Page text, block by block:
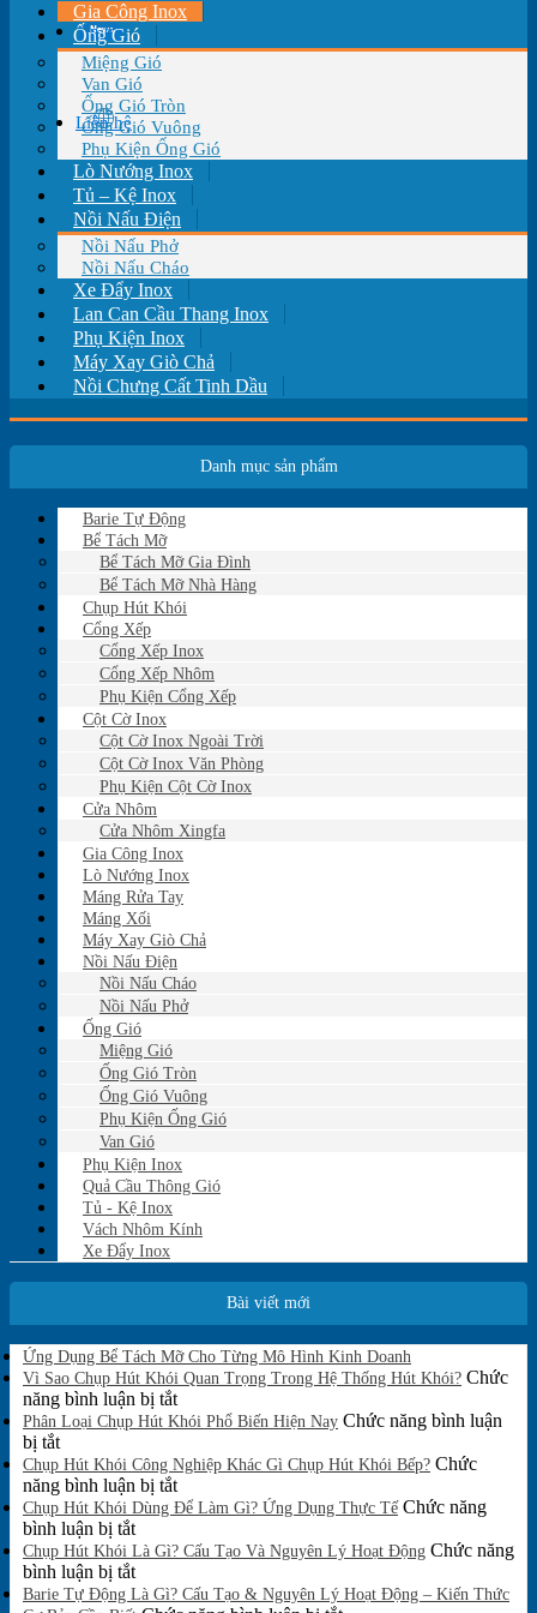
Tin tức
Liên hệ
Gia Công Inox
Ống Gió
Miệng Gió
Van Gió
Ống Gió Tròn
Ống Gió Vuông
Phụ Kiện Ống Gió
Lò Nướng Inox
Tủ – Kệ Inox
Nồi Nấu Điện
Nồi Nấu Phở
Nồi Nấu Cháo
Xe Đẩy Inox
Lan Can Cầu Thang Inox
Phụ Kiện Inox
Máy Xay Giò Chả
Nồi Chưng Cất Tinh Dầu
Danh mục sản phẩm
Barie Tự Động
Bể Tách Mỡ
Bể Tách Mỡ Gia Đình
Bể Tách Mỡ Nhà Hàng
Chụp Hút Khói
Cổng Xếp
Cổng Xếp Inox
Cổng Xếp Nhôm
Phụ Kiện Cổng Xếp
Cột Cờ Inox
Cột Cờ Inox Ngoài Trời
Cột Cờ Inox Văn Phòng
Phụ Kiện Cột Cờ Inox
Cửa Nhôm
Cửa Nhôm Xingfa
Gia Công Inox
Lò Nướng Inox
Máng Rửa Tay
Máng Xối
Máy Xay Giò Chả
Nồi Nấu Điện
Nồi Nấu Cháo
Nồi Nấu Phở
Ống Gió
Miệng Gió
Ống Gió Tròn
Ống Gió Vuông
Phụ Kiện Ống Gió
Van Gió
Phụ Kiện Inox
Quả Cầu Thông Gió
Tủ - Kệ Inox
Vách Nhôm Kính
Xe Đẩy Inox
Bài viết mới
Ứng Dụng Bể Tách Mỡ Cho Từng Mô Hình Kinh Doanh
có
bình
luận
ở
Dụng
Tách
Cho
Từng
Hình
Vì Sao Chụp Hút Khói Quan Trọng Trong Hệ Thống Hút Khói? Chức
năng bình luận bị tắtở
Vì
Chụp
Hút
Khói
Trọng
Hệ
Phân Loại Chụp Hút Khói Phổ Biến Hiện Nay Chức năng bình luận
bị tắtở
Phân
Loại
Chụp
Hút
Khói
Phổ
Biến
Chụp Hút Khói Công Nghiệp Khác Gì Chụp Hút Khói Bếp? Chức
năng bình luận bị tắtở
Chụp
Khói
Nghiệp
Chụp Hút Khói Dùng Để Làm Gì? Ứng Dụng Thực Tế Chức năng
bình luận bị tắtở
Chụp
Hút
Khói
Chụp Hút Khói Là Gì? Cấu Tạo Và Nguyên Lý Hoạt Động Chức năng
bình luận bị tắtở
Chụp
Barie Tự Động Là Gì? Cấu Tạo & Nguyên Lý Hoạt Động – Kiến Thức